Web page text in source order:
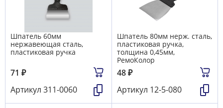
Шпатель 60мм
нержавеющая сталь,
пластиковая ручка
71 ₽
Артикул 311-0060
Шпатель 80мм нерж. сталь,
пластиковая ручка,
толщина 0,45мм,
РемоКолор
48₽
Артикул 12-5-080